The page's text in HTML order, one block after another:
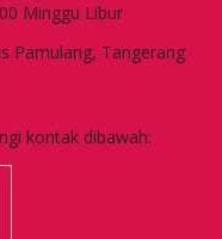
Minggu Libur
Pamulang, Tangerang
kontak dibawah: